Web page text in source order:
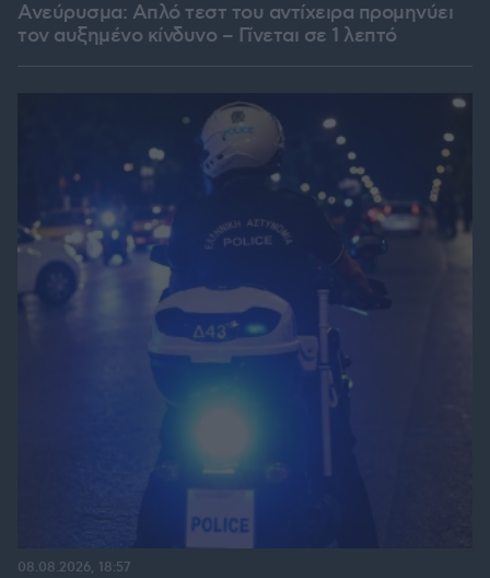
Ανεύρυσμα: Απλό τεστ του αντίχειρα προμηνύει
τον αυξημένο κίνδυνο – Γίνεται σε 1 λεπτό
08.08.2026, 18:57